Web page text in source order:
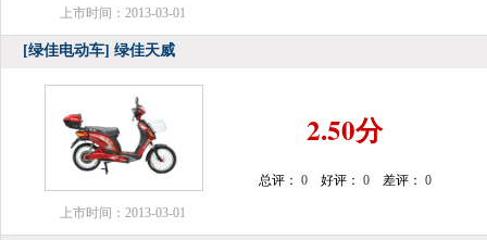
上市时间：2013-03-01
[绿佳电动车] 绿佳天威
上市时间：2013-03-01
2.50分
总评： 0 好评： 0 差评： 0